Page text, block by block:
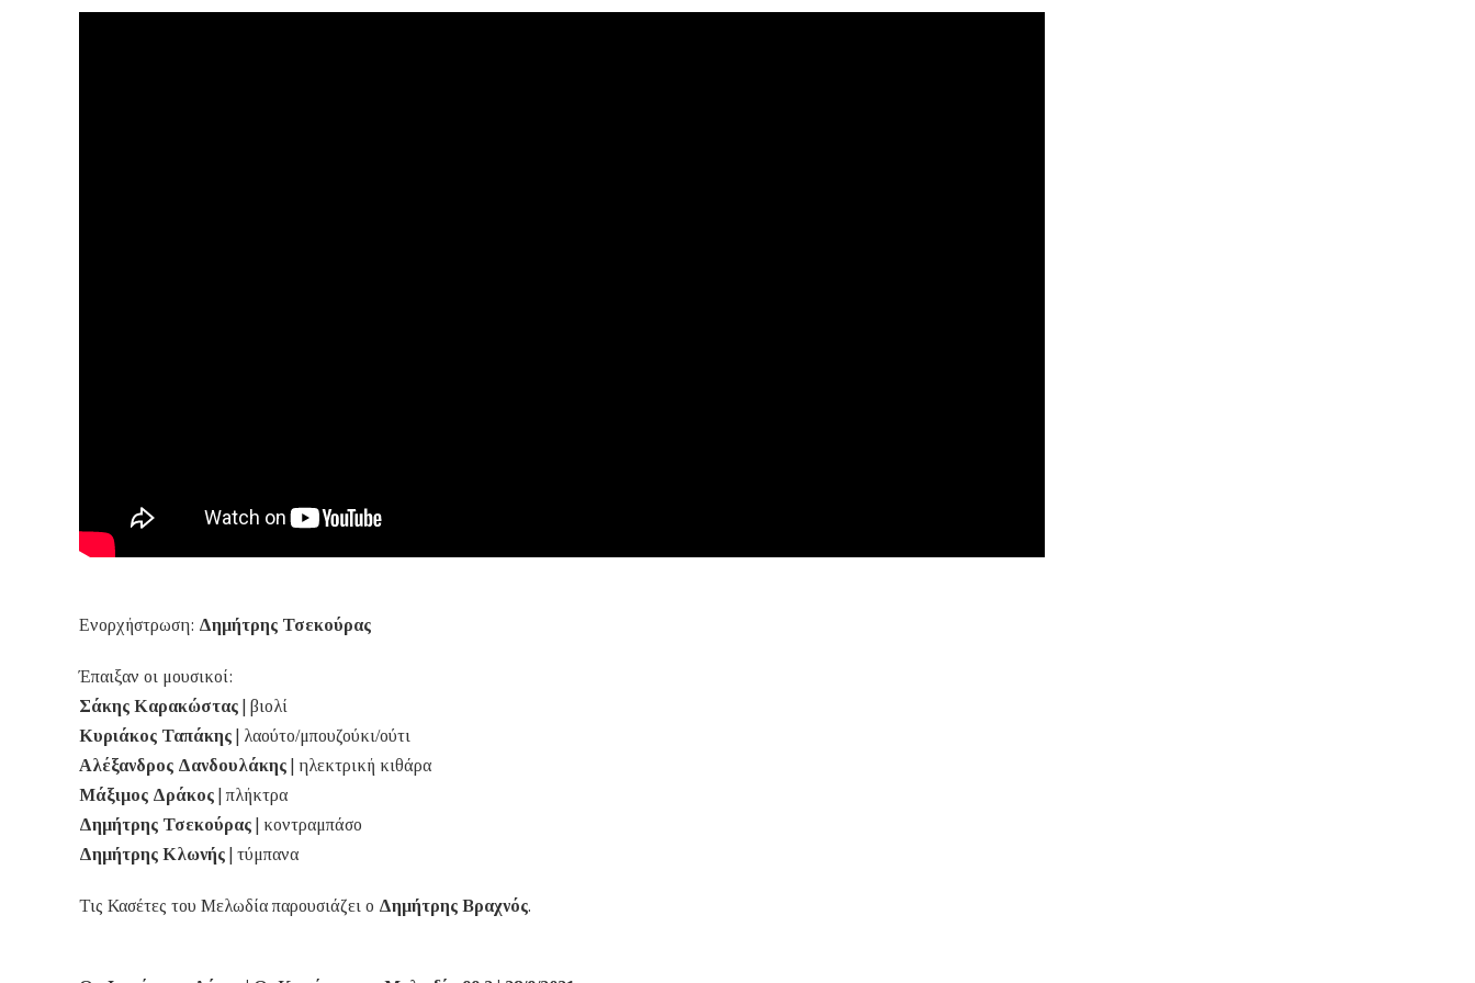
Ενορχήστρωση: Δημήτρης Τσεκούρας
Έπαιξαν οι μουσικοί:
Σάκης Καρακώστας | βιολί
Κυριάκος Ταπάκης
| λαούτο/μπουζούκι/ούτι
Αλέξανδρος Δανδουλάκης
| ηλεκτρική κιθάρα
Μάξιμος Δράκος | πλήκτρα
Δημήτρης Τσεκούρας | κοντραμπάσο
Δημήτρης Κλωνής
| τύμπανα
Τις Κασέτες του Μελωδία παρουσιάζει ο Δημήτρης Βραχνός.